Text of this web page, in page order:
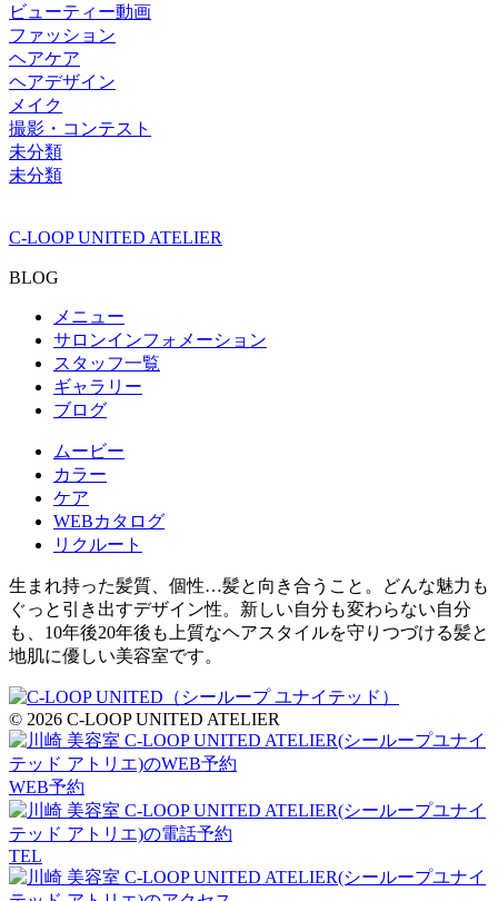
ビューティー動画
ファッション
ヘアケア
ヘアデザイン
メイク
撮影・コンテスト
未分類
未分類
C-LOOP UNITED ATELIER
BLOG
メニュー
サロンインフォメーション
スタッフ一覧
ギャラリー
ブログ
ムービー
カラー
ケア
WEBカタログ
リクルート
生まれ持った髪質、個性…髪と向き合うこと。どんな魅力も
ぐっと引き出すデザイン性。新しい自分も変わらない自分
も、10年後20年後も上質なヘアスタイルを守りつづける髪と
地肌に優しい美容室です。
© 2026 C-LOOP UNITED ATELIER
WEB予約
TEL